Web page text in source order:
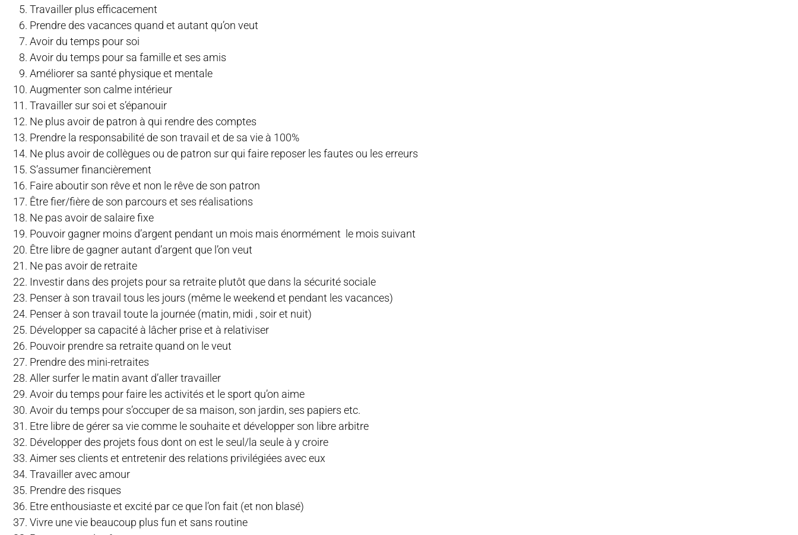
Travailler plus efficacement
Prendre des vacances quand et autant qu’on veut
Avoir du temps pour soi
Avoir du temps pour sa famille et ses amis
Améliorer sa santé physique et mentale
Augmenter son calme intérieur
Travailler sur soi et s’épanouir
Ne plus avoir de patron à qui rendre des comptes
Prendre la responsabilité de son travail et de sa vie à 100%
Ne plus avoir de collègues ou de patron sur qui faire reposer les fautes ou les erreurs
S’assumer financièrement
Faire aboutir son rêve et non le rêve de son patron
Être fier/fière de son parcours et ses réalisations
Ne pas avoir de salaire fixe
Pouvoir gagner moins d’argent pendant un mois mais énormément le mois suivant
Être libre de gagner autant d’argent que l’on veut
Ne pas avoir de retraite
Investir dans des projets pour sa retraite plutôt que dans la sécurité sociale
Penser à son travail tous les jours (même le weekend et pendant les vacances)
Penser à son travail toute la journée (matin, midi , soir et nuit)
Développer sa capacité à lâcher prise et à relativiser
Pouvoir prendre sa retraite quand on le veut
Prendre des mini-retraites
Aller surfer le matin avant d’aller travailler
Avoir du temps pour faire les activités et le sport qu’on aime
Avoir du temps pour s’occuper de sa maison, son jardin, ses papiers etc.
Etre libre de gérer sa vie comme le souhaite et développer son libre arbitre
Développer des projets fous dont on est le seul/la seule à y croire
Aimer ses clients et entretenir des relations privilégiées avec eux
Travailler avec amour
Prendre des risques
Etre enthousiaste et excité par ce que l’on fait (et non blasé)
Vivre une vie beaucoup plus fun et sans routine